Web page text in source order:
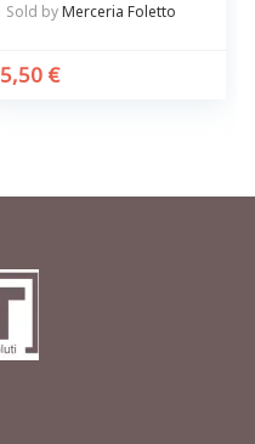
Sold byMerceria Foletto
5,50 €